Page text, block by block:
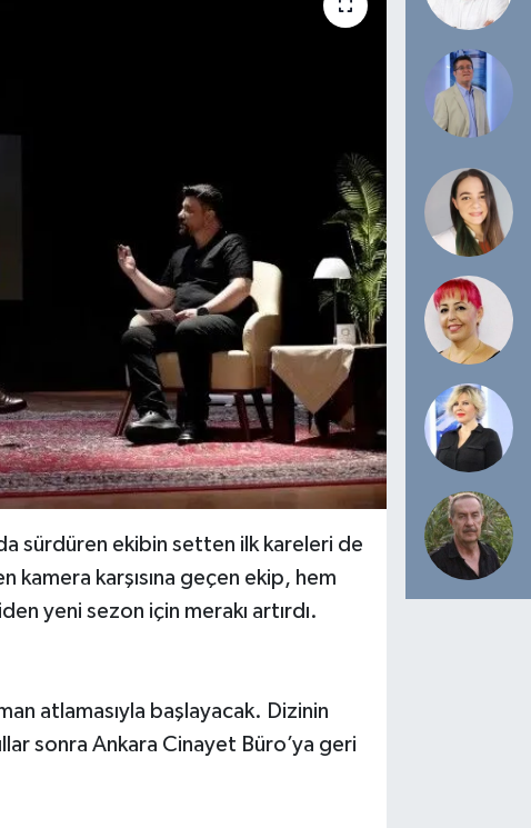
sürdüren ekibin setten ilk kareleri de
kamera karşısına geçen ekip, hem
yeni sezon için merakı artırdı.
atlamasıyla başlayacak. Dizinin
sonra Ankara Cinayet Büro’ya geri